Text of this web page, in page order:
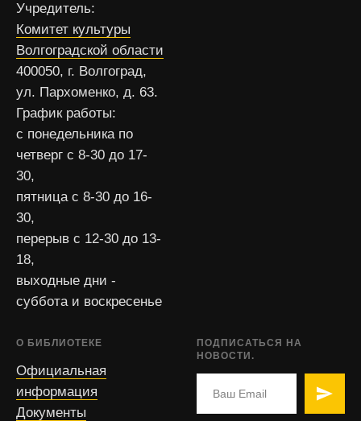
Учредитель:
Комитет культуры
Волгоградской области
400050, г. Волгоград,
ул. Пархоменко, д. 63.
График работы:
с понедельника по
четверг с 8-30 до 17-
30,
пятница с 8-30 до 16-
30,
перерыв с 12-30 до 13-
18,
выходные дни -
суббота и воскресенье
О БИБЛИОТЕКЕ
Официальная
информация
Документы
ПОДПИСАТЬСЯ НА
НОВОСТИ.